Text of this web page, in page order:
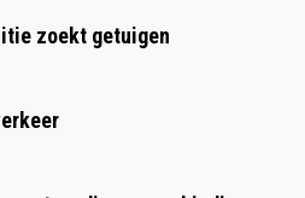
zoekt getuigen